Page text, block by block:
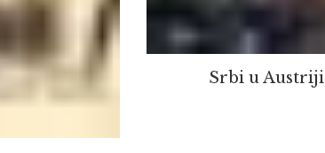
Srbi u Austriji